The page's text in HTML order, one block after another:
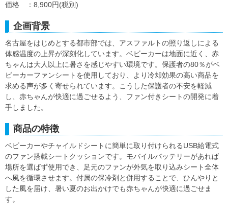
価格 ：8,900円(税別)
企画背景
名古屋をはじめとする都市部では、アスファルトの照り返しによる
体感温度の上昇が深刻化しています。ベビーカーは地面に近く、赤
ちゃんは大人以上に暑さを感じやすい環境です。保護者の80％がベ
ビーカーファンシートを使用しており、より冷却効果の高い商品を
求める声が多く寄せられています。こうした保護者の不安を軽減
し、赤ちゃんが快適に過ごせるよう、ファン付きシートの開発に着
手しました。
商品の特徴
ベビーカーやチャイルドシートに簡単に取り付けられるUSB給電式
のファン搭載シートクッションです。モバイルバッテリーがあれば
場所を選ばず使用でき、足元のファンが外気を取り込みシート全体
へ風を循環させます。付属の保冷剤と併用することで、ひんやりと
した風を届け、暑い夏のお出かけでも赤ちゃんが快適に過ごせま
す。